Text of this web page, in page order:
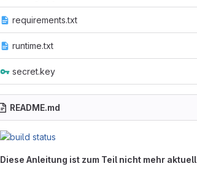
requirements.txt
runtime.txt
secret.key
README.md
Diese Anleitung ist zum Teil nicht mehr aktuell